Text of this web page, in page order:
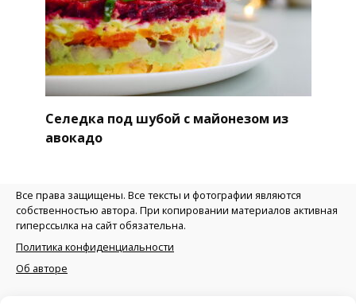
Селедка под шубой с майонезом из
авокадо
Все права защищены. Все тексты и фотографии являются
собственностью автора. При копировании материалов активная
гиперссылка на сайт обязательна.
Политика конфиденциальности
Об авторе